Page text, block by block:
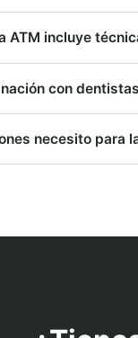
ATM incluye
con
necesito para